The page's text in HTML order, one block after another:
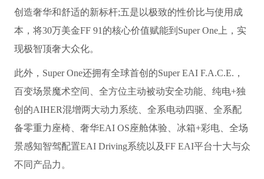
创造奢华和舒适的新标杆;五是以极致的性价比与使用成
本，将30万美金FF 91的核心价值赋能到Super One上，实
现极智顶奢大众化。
此外，Super One还拥有全球首创的Super EAI F.A.C.E.，
百变场景魔术空间、全方位主动被动安全功能、纯电+独
创的AIHER混增两大动力系统、全系电动四驱、全系配
备零重力座椅、奢华EAI OS座舱体验、冰箱+彩电、全场
景感知智驾配置EAI Driving系统以及FF EAI平台十大与众
不同产品力。